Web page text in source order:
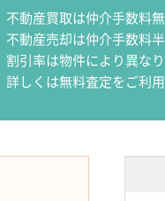
不動産買取は仲介手数料無
不動産売却は仲介手数料半
割引率は物件により異なり
詳しくは無料査定をご利用